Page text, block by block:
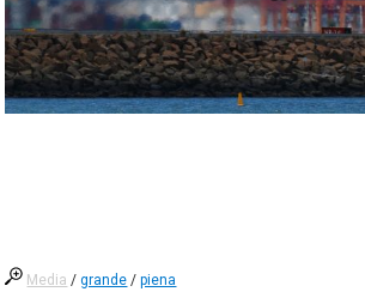
Media /grande /piena